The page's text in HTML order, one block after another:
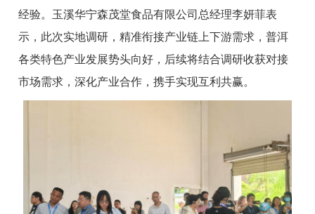
经验。玉溪华宁森茂堂食品有限公司总经理李妍菲表
示，此次实地调研，精准衔接产业链上下游需求，普洱
各类特色产业发展势头向好，后续将结合调研收获对接
市场需求，深化产业合作，携手实现互利共赢。